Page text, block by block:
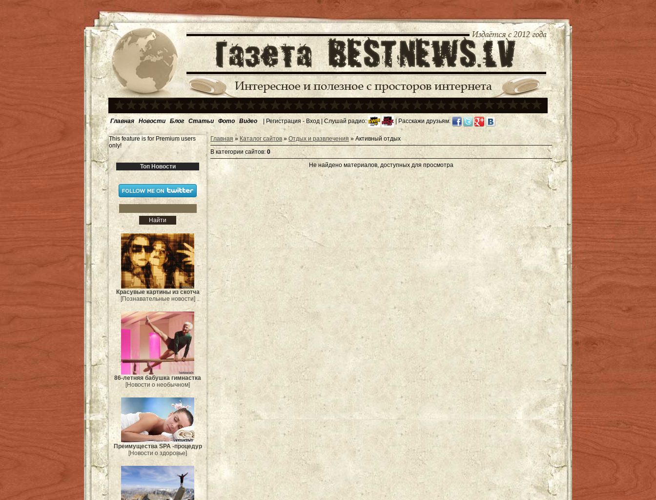
Главная Новости Блог Статьи Фото Видео | Регистрация - Вход | Слушай радио: | Расскажи друзьям:
This feature is for Premium users
only!
Топ Новости
Красувые картины из скотча
[Познавательные новости]
86-летняя бабушка гимнастка
[Новости о необычном]
Преимущества SPA -процедур
[Новости о здоровье]
Главная » Каталог сайтов »Отдых и развлечения » Активный отдых
В категории сайтов: 0
Не найдено материалов, доступных для просмотра